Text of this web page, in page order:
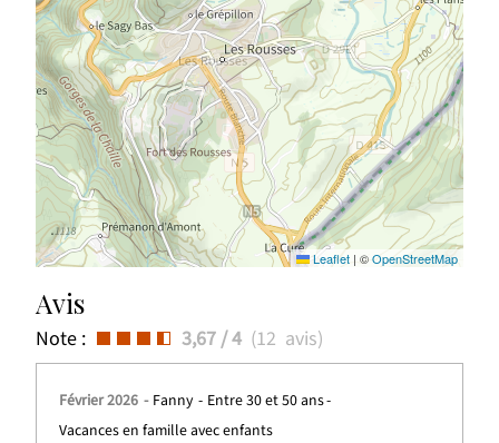
Leaflet | ©OpenStreetMap
Avis
Note : 3,67 / 4 (12 avis)
Février 2026 Fanny
Entre 30 et 50 ans
Vacances en famille avec enfants